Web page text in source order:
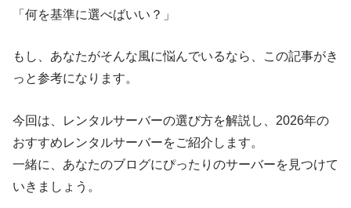
「何を基準に選べばいい？」
もし、あなたがそんな風に悩んでいるなら、この記事がき
っと参考になります。
今回は、レンタルサーバーの選び方を解説し、2026年の
おすすめレンタルサーバーをご紹介します。
一緒に、あなたのブログにぴったりのサーバーを見つけて
いきましょう。